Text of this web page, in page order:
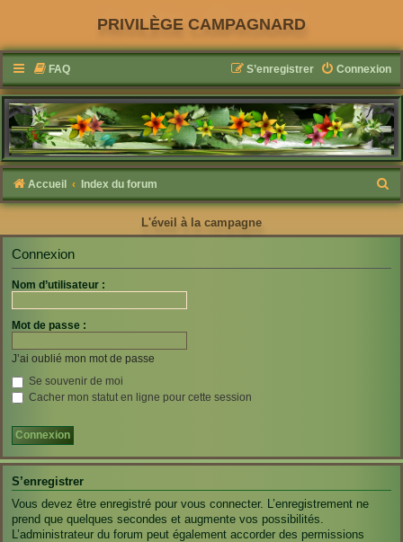
PRIVILÈGE CAMPAGNARD
FAQ Connexion
S’enregistrer
Accueil Index du forum
e
L'éveil à la campagne
Connexion
Nom d’utilisateur :
Mot de passe :
J’ai oublié mon mot de passe
Se souvenir de moi
Cacher mon statut en ligne pour cette session
S’enregistrer
Vous devez être enregistré pour vous connecter. L’enregistrement ne
prend que quelques secondes et augmente vos possibilités.
L’administrateur du forum peut également accorder des permissions